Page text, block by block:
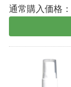
通常購入価格：